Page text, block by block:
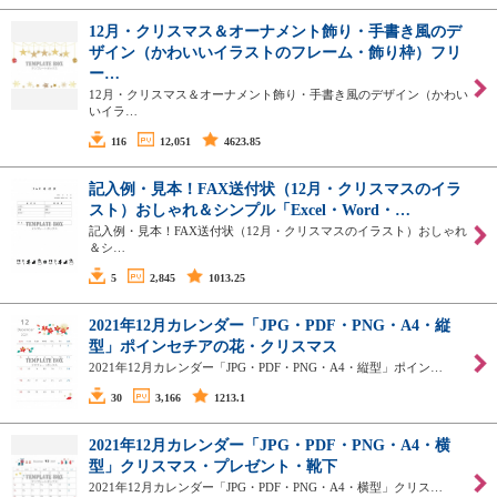
12月・クリスマス＆オーナメント飾り・手書き風のデ
ザイン（かわいいイラストのフレーム・飾り枠）フリ
ー…
12月・クリスマス＆オーナメント飾り・手書き風のデザイン（かわい
いイラ…
116 12,051 4623.85
記入例・見本！FAX送付状（12月・クリスマスのイラ
スト）おしゃれ＆シンプル「Excel・Word・…
記入例・見本！FAX送付状（12月・クリスマスのイラスト）おしゃれ
＆シ…
5 2,845 1013.25
2021年12月カレンダー「JPG・PDF・PNG・A4・縦
型」ポインセチアの花・クリスマス
2021年12月カレンダー「JPG・PDF・PNG・A4・縦型」ポイン…
30 3,166 1213.1
2021年12月カレンダー「JPG・PDF・PNG・A4・横
型」クリスマス・プレゼント・靴下
2021年12月カレンダー「JPG・PDF・PNG・A4・横型」クリス…